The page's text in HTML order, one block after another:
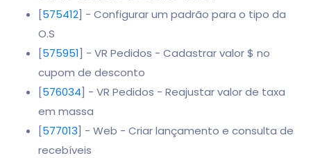
[575412] - Configurar um padrão para o tipo da
O.S
[575951] - VR Pedidos - Cadastrar valor $ no
cupom de desconto
[576034] - VR Pedidos - Reajustar valor de taxa
em massa
[577013] - Web - Criar lançamento e consulta de
recebíveis